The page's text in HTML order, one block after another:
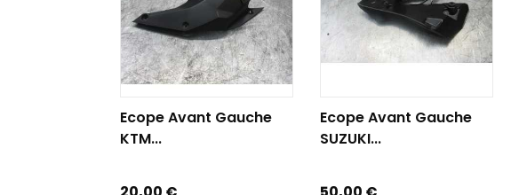
Ecope Avant Gauche
KTM...
Ecope Avant Gauche
SUZUKI...